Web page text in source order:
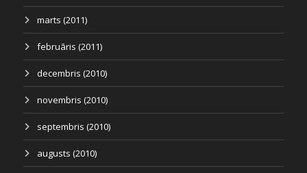
marts (2011)
februāris (2011)
decembris (2010)
novembris (2010)
septembris (2010)
augusts (2010)